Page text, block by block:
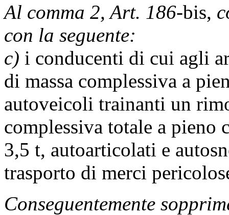
Al comma 2, Art. 186-bis,
con la seguente:
c) i conducenti di cui agli
di massa complessiva a
autoveicoli trainanti un
complessiva totale a pieno
3,5 t, autoarticolati e
trasporto di merci
Conseguentemente